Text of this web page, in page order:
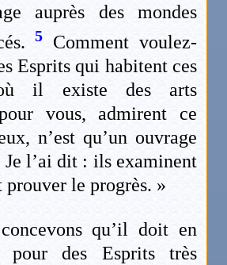
auprès des mondes
5
Comment voulez-
Esprits qui habitent ces
il existe des arts
vous, admirent ce
n’est qu’un ouvrage
Je l’ai dit : ils examinent
prouver le progrès. »
qu’il doit en
pour des Esprits très